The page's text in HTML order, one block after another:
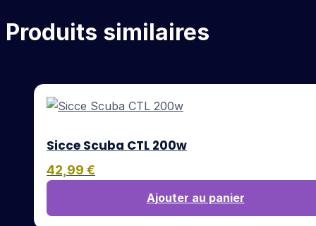
Produits similaires
Sicce Scuba CTL 200w
42,99 €
Ajouter au panier